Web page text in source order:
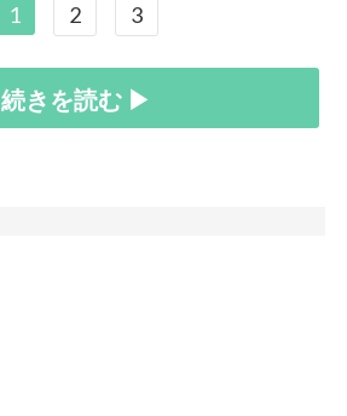
1 2 3
続きを読む ▶